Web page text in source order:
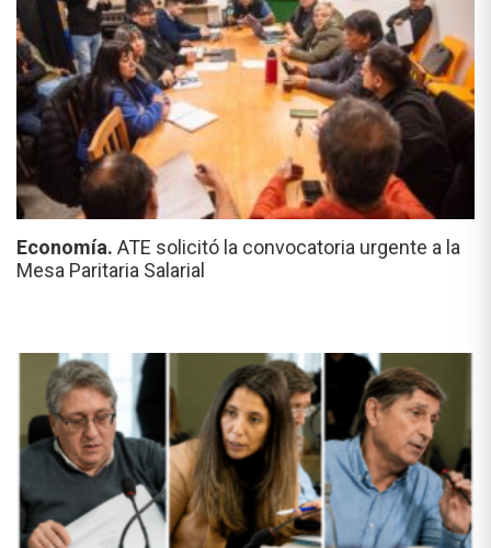
Economía. ATE solicitó la convocatoria urgente a la
Mesa Paritaria Salarial